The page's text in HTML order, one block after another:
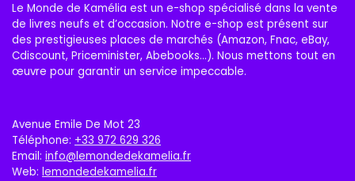
Le Monde de Kamélia est un e-shop spécialisé dans la vente
de livres neufs et d’occasion. Notre e-shop est présent sur
des prestigieuses places de marchés (Amazon, Fnac, eBay,
Cdiscount, Priceminister, Abebooks…). Nous mettons tout en
œuvre pour garantir un service impeccable.
Avenue Emile De Mot 23
Téléphone: +33 972 629 326
Email: info@lemondedekamelia.fr
Web: lemondedekamelia.fr